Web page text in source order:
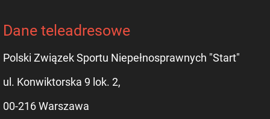
Dane teleadresowe
Polski Związek Sportu Niepełnosprawnych "Start"
ul. Konwiktorska 9 lok. 2,
00-216 Warszawa